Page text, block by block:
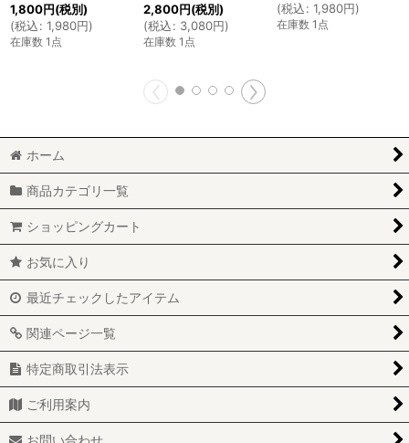
1,800円(税別)
(税込: 1,980円)
在庫数 1点
2,800円(税別)
(税込: 3,080円)
在庫数 1点
(税込: 1,980円)
在庫数 1点
ホーム
商品カテゴリ一覧
ショッピングカート
お気に入り
最近チェックしたアイテム
関連ページ一覧
特定商取引法表示
ご利用案内
お問い合わせ